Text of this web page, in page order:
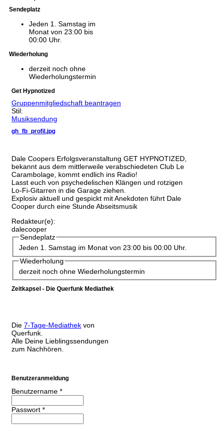
Sendeplatz
Jeden 1. Samstag im
Monat von 23:00 bis
00:00 Uhr.
Wiederholung
derzeit noch ohne
Wiederholungstermin
Get Hypnotized
Gruppenmitgliedschaft beantragen
Stil:
Musiksendung
gh_fb_profil.jpg
Dale Coopers Erfolgsveranstaltung GET HYPNOTIZED,
bekannt aus dem mittlerweile verabschiedeten Club Le
Carambolage, kommt endlich ins Radio!
Lasst euch von psychedelischen Klängen und rotzigen
Lo-Fi-Gitarren in die Garage ziehen.
Explosiv aktuell und gespickt mit Anekdoten führt Dale
Cooper durch eine Stunde Abseitsmusik
Redakteur(e):
dalecooper
Sendeplatz
Jeden 1. Samstag im Monat von 23:00 bis 00:00 Uhr.
Wiederholung
derzeit noch ohne Wiederholungstermin
Zeitkapsel - Die Querfunk Mediathek
Die 7-Tage-Mediathek von
Querfunk.
Alle Deine Lieblingssendungen
zum Nachhören.
Benutzeranmeldung
Benutzername *
Passwort *